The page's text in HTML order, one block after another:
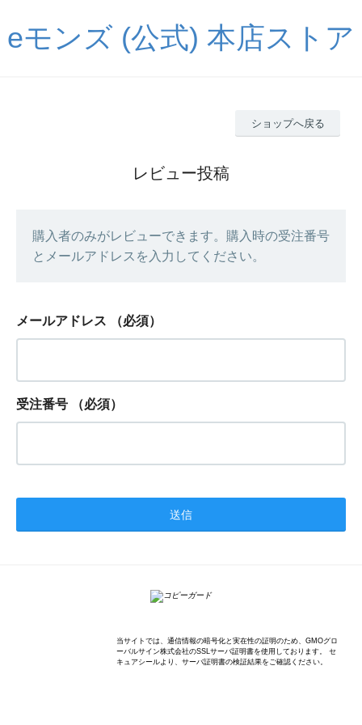
eモンズ (公式) 本店ストア
ショップへ戻る
レビュー投稿
購入者のみがレビューできます。購入時の受注番号
とメールアドレスを入力してください。
メールアドレス （必須）
受注番号 （必須）
当サイトでは、通信情報の暗号化と実在性の証明のため、GMOグロ
ーバルサイン株式会社のSSLサーバ証明書を使用しております。 セ
キュアシールより、サーバ証明書の検証結果をご確認ください。